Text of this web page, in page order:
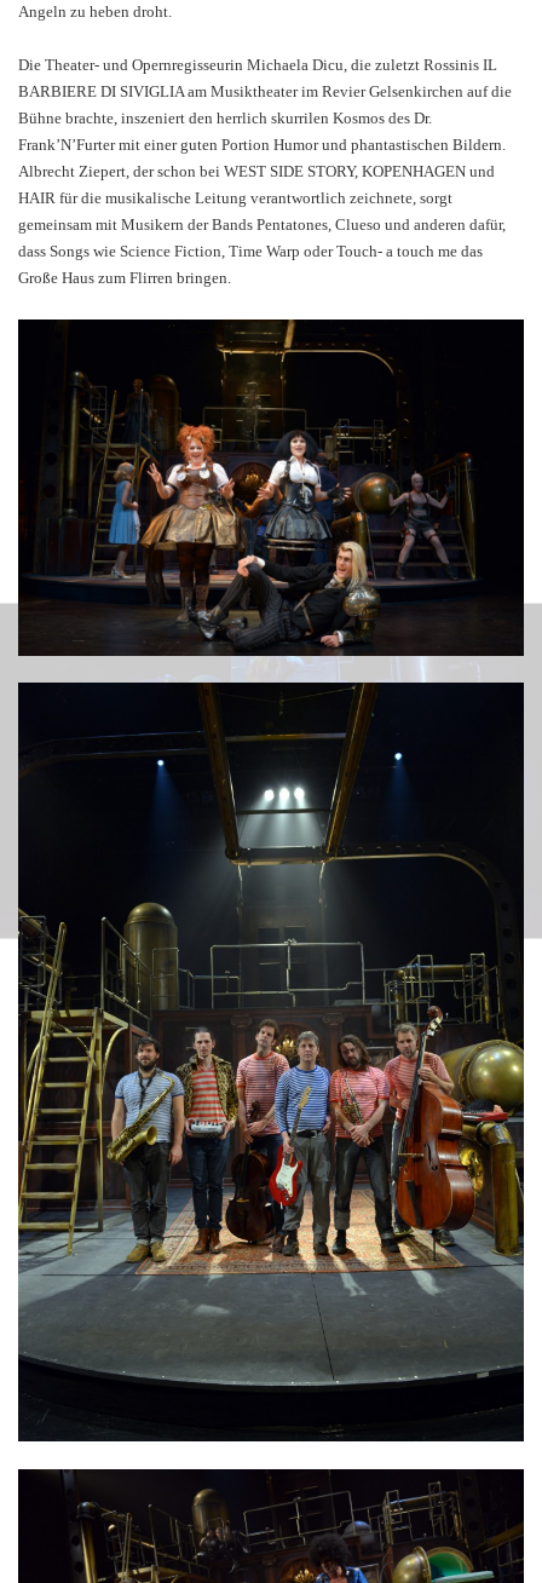
Angeln zu heben droht.
Die Theater- und Opernregisseurin Michaela Dicu, die zuletzt Rossinis IL
BARBIERE DI SIVIGLIA am Musiktheater im Revier Gelsenkirchen auf die
Bühne brachte, inszeniert den herrlich skurrilen Kosmos des Dr.
Frank’N’Furter mit einer guten Portion Humor und phantastischen Bildern.
Albrecht Ziepert, der schon bei WEST SIDE STORY, KOPENHAGEN und
HAIR für die musikalische Leitung verantwortlich zeichnete, sorgt
gemeinsam mit Musikern der Bands Pentatones, Clueso und anderen dafür,
dass Songs wie Science Fiction, Time Warp oder Touch- a touch me das
Große Haus zum Flirren bringen.